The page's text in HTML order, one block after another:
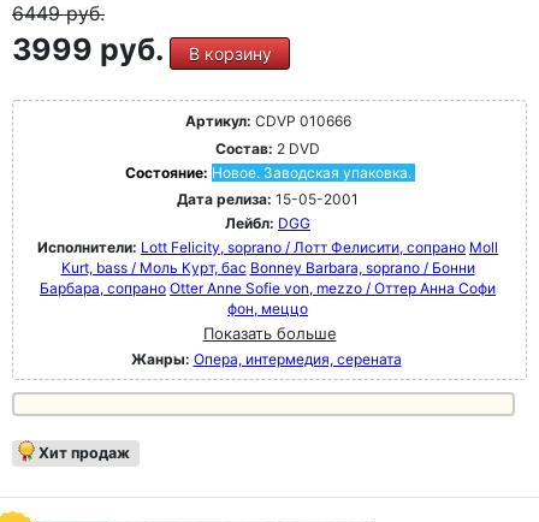
6449руб.
3999 руб. В корзину
Артикул: CDVP 010666
Состав: 2 DVD
Состояние: Новое. Заводская упаковка.
Дата релиза: 15-05-2001
Лейбл: DGG
Исполнители: Lott Felicity, soprano / Лотт Фелисити, сопрано Moll
Kurt, bass / Моль Курт, бас Bonney Barbara, soprano / Бонни
Барбара, сопрано Otter Anne Sofie von, mezzo / Оттер Анна Софи
фон, меццо
Показать больше
Жанры: Опера, интермедия, серената
Хит продаж